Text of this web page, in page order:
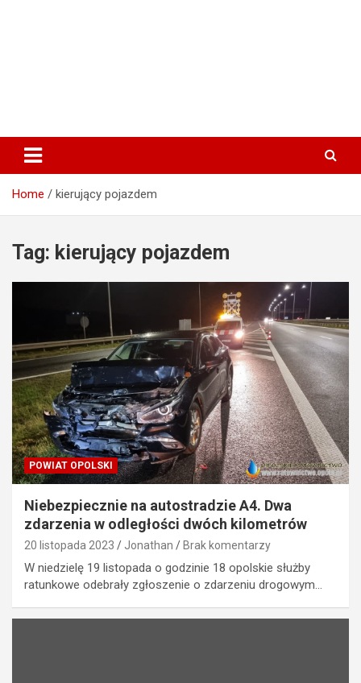
Home kierujący pojazdem
Tag: kierujący pojazdem
POWIAT OPOLSKI
Niebezpiecznie na autostradzie A4. Dwa
zdarzenia w odległości dwóch kilometrów
20 listopada 2023 Jonathan Brak komentarzy
W niedzielę 19 listopada o godzinie 18 opolskie służby
ratunkowe odebrały zgłoszenie o zdarzeniu drogowym…